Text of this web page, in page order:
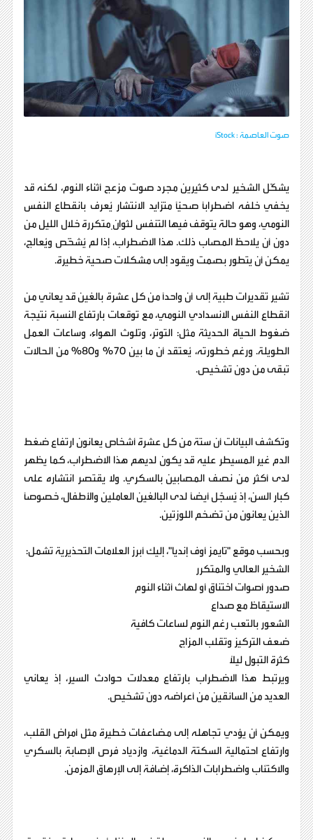
صوت العاصمة : iStock
يشكّل الشخير لدى كثيرين مجرد صوت مزعج أثناء النوم، لكنه قد
يخفي خلفه اضطرابًا صحيًّا متزايد الانتشار يُعرف بانقطاع النفس
النومي، وهو حالة يتوقف فيها التنفس لثوانٍ متكررة خلال الليل من
دون أن يلاحظ المصاب ذلك. هذا الاضطراب، إذا لم يُشخّص ويُعالج،
يمكن أن يتطور بصمت ويقود إلى مشكلات صحية خطيرة.
تشير تقديرات طبية إلى أن واحدًا من كل عشرة بالغين قد يعاني من
انقطاع النفس الانسدادي النومي، مع توقعات بارتفاع النسبة نتيجة
ضغوط الحياة الحديثة مثل: التوتر، وتلوث الهواء، وساعات العمل
الطويلة. ورغم خطورته، يُعتقد أن ما بين 70% و80% من الحالات
تبقى من دون تشخيص.
وتكشف البيانات أن ستة من كل عشرة أشخاص يعانون ارتفاع ضغط
الدم غير المسيطر عليه قد يكون لديهم هذا الاضطراب، كما يظهر
لدى أكثر من نصف المصابين بالسكري. ولا يقتصر انتشاره على
كبار السن، إذ يُسجَّل أيضًا لدى البالغين العاملين والأطفال، خصوصًا
الذين يعانون من تضخم اللوزتين.
وبحسب موقع "تايمز أوف إنديا"، إليك أبرز العلامات التحذيرية تشمل:
الشخير العالي والمتكرر
صدور أصوات اختناق أو لهاث أثناء النوم
الاستيقاظ مع صداع
الشعور بالتعب رغم النوم لساعات كافية
ضعف التركيز وتقلب المزاج
كثرة التبول ليلًا
ويرتبط هذا الاضطراب بارتفاع معدلات حوادث السير، إذ يعاني
العديد من السائقين من أعراضه دون تشخيص.
ويمكن أن يؤدي تجاهله إلى مضاعفات خطيرة مثل أمراض القلب،
وارتفاع احتمالية السكتة الدماغية، وازدياد فرص الإصابة بالسكري
والاكتئاب واضطرابات الذاكرة، إضافة إلى الإرهاق المزمن.